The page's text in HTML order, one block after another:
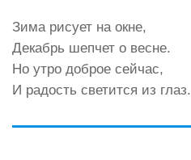
Зима рисует на окне,
Декабрь шепчет о весне.
Но утро доброе сейчас,
И радость светится из глаз.